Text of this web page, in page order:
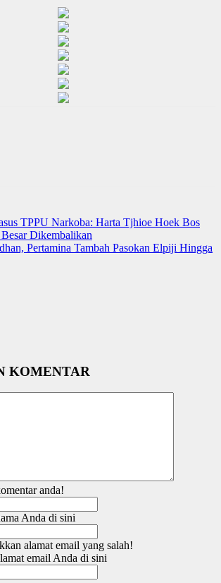
TPPU Narkoba: Harta Tjhioe Hoek Bos
Dikembalikan
Pertamina Tambah Pasokan Elpiji Hingga
KOMENTAR
anda!
Anda di sini
alamat email yang salah!
email Anda di sini